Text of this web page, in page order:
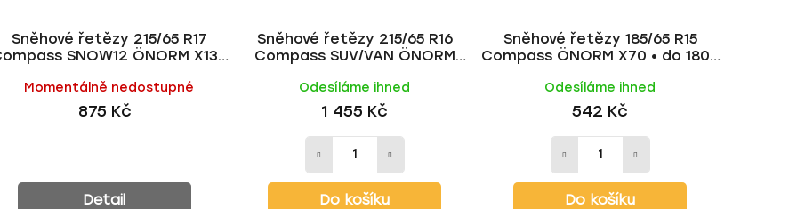
Sněhové řetězy 215/65 R17
SNOW12 ÖNORM X130
Momentálně nedostupné
875 Kč
Detail
Sněhové řetězy 215/65 R16
Compass SUV/VAN ÖNORM
Odesíláme ihned
1 455 Kč
Do košíku
Sněhové řetězy 185/65 R15
Compass ÖNORM X70 • do 1800
Odesíláme ihned
542 Kč
Do košíku